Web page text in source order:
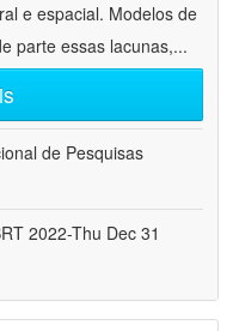
e espacial. Modelos de
parte essas lacunas,...
de Pesquisas
2022-Thu Dec 31